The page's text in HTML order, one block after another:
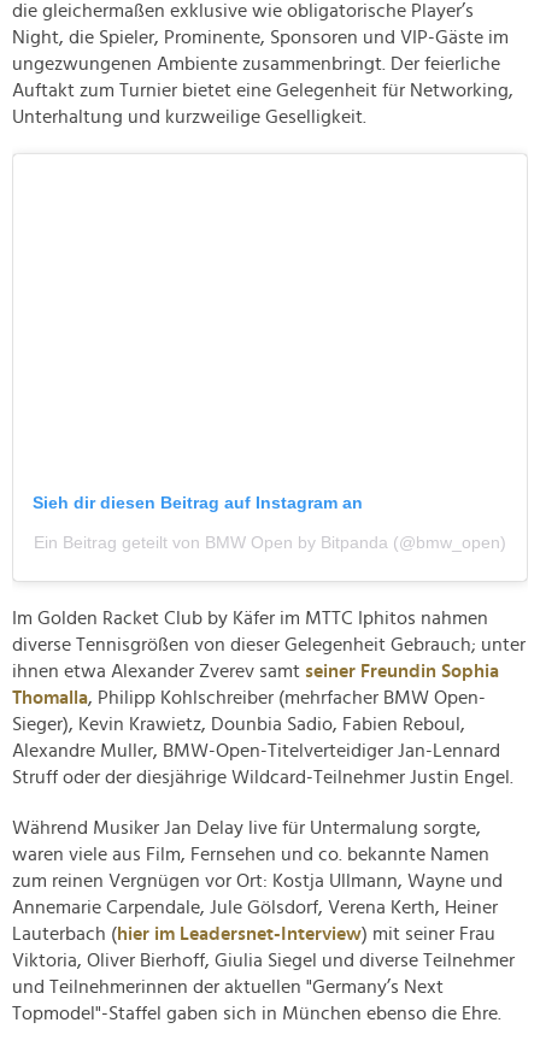
die gleichermaßen exklusive wie obligatorische Player’s
Night, die Spieler, Prominente, Sponsoren und VIP-Gäste im
ungezwungenen Ambiente zusammenbringt. Der feierliche
Auftakt zum Turnier bietet eine Gelegenheit für Networking,
Unterhaltung und kurzweilige Geselligkeit.
Sieh dir diesen Beitrag auf Instagram an
Ein Beitrag geteilt von BMW Open by Bitpanda (@bmw_open)
Im Golden Racket Club by Käfer im MTTC Iphitos nahmen
diverse Tennisgrößen von dieser Gelegenheit Gebrauch; unter
ihnen etwa Alexander Zverev samt seiner Freundin Sophia
Thomalla, Philipp Kohlschreiber (mehrfacher BMW Open-
Sieger), Kevin Krawietz, Dounbia Sadio, Fabien Reboul,
Alexandre Muller, BMW-Open-Titelverteidiger Jan-Lennard
Struff oder der diesjährige Wildcard-Teilnehmer Justin Engel.
Während Musiker Jan Delay live für Untermalung sorgte,
waren viele aus Film, Fernsehen und co. bekannte Namen
zum reinen Vergnügen vor Ort: Kostja Ullmann, Wayne und
Annemarie Carpendale, Jule Gölsdorf, Verena Kerth, Heiner
Lauterbach (hier im Leadersnet-Interview) mit seiner Frau
Viktoria, Oliver Bierhoff, Giulia Siegel und diverse Teilnehmer
und Teilnehmerinnen der aktuellen "Germany’s Next
Topmodel"-Staffel gaben sich in München ebenso die Ehre.